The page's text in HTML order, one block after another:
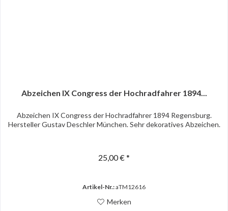
Abzeichen IX Congress der Hochradfahrer 1894...
Abzeichen IX Congress der Hochradfahrer 1894 Regensburg.
Hersteller Gustav Deschler München. Sehr dekoratives Abzeichen.
25,00 € *
Artikel-Nr.:aTM12616
Merken